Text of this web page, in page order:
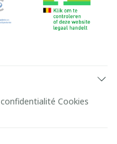
Cookies